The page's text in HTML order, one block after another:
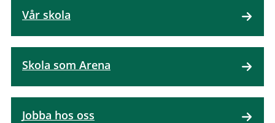
Vår skola
Skola som Arena
Jobba hos oss